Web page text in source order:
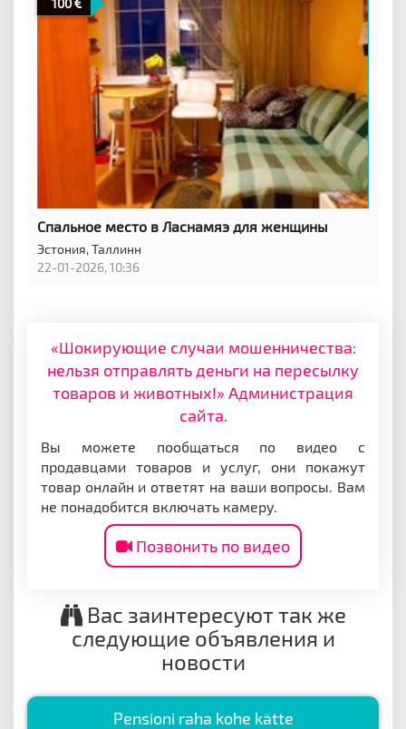
100
Спальное место в Ласнамяэ для женщины
Эстония,Таллинн
22-01-2026, 10:36
«Шокирующие случаи мошенничества:
нельзя отправлять деньги на пересылку
товаров и животных!» Администрация
сайта.
Вы можете пообщаться по видео с
продавцами товаров и услуг, они покажут
товар онлайн и ответят на ваши вопросы. Вам
не понадобится включать камеру.
Позвонить по видео
Вас заинтересуют так же
следующие объявления и
новости
Pensioni raha kohe kätte